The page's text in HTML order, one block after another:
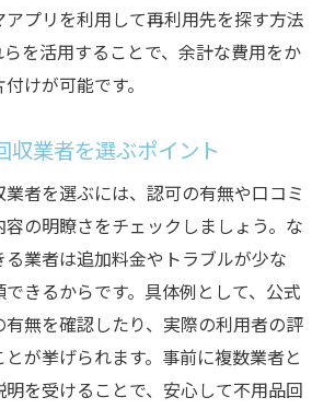
用品回収業者の見分け方と注意点
学ぶ信頼できる業者選びの基準
追加料金を防ぐための注意点
収の追加料金が発生しやすいケー
無料見積もりを活用するポイント
ブルを防ぐ不用品回収の事前確認
収費用の想定外出費を抑える工夫
評判を参考にする追加料金対策
り被害を避けるための業者選び
プリを利用して再利用先を探す方法
を活用することで、余計な費用をか
けが可能です。
収業者を選ぶポイント
者を選ぶには、認可の有無や口コミ
の明瞭さをチェックしましょう。な
業者は追加料金やトラブルが少な
きるからです。具体例として、公式
無を確認したり、実際の利用者の評
が挙げられます。事前に複数業者と
を受けることで、安心して不用品回